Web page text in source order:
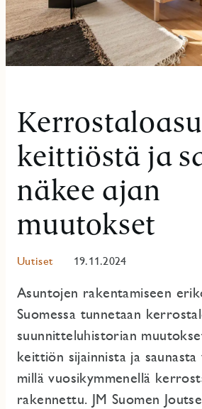
keittiöstä ja
näkee ajan
muutokset
Uutiset 19.11.2024
Asuntojen rakentamiseen
Suomessa tunnetaan
suunnitteluhistorian
keittiön sijainnista ja saunasta
millä vuosikymmenellä
rakennettu. JM Suomen